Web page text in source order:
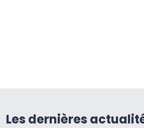
Les dernières